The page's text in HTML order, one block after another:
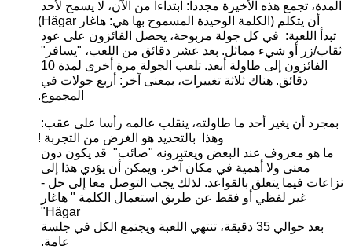
أن يتكلم (الكلمة الوحيدة المسموح بها هي: هاغار Hägar)
المجموع.
وهذا  بالتحديد هو الغرض من التجربة !
Hägar"
عامة.